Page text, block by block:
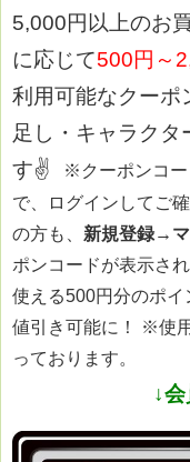
5,000円以上のお
に応じて500円～
利用可能なクーポ
足し・キャラクタ
す✌
※クーポンコー
で、ログインしてご
の方も、 新規登録→
ポンコードが表示さ
使える500円分のポ
値引き可能に！
※使
っております。
↓